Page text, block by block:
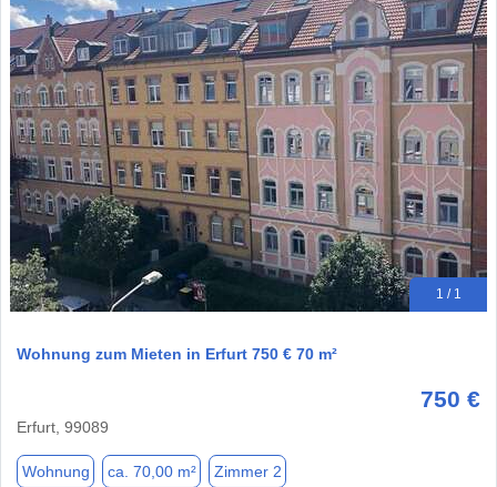
1 / 1
Wohnung zum Mieten in Erfurt 750 € 70 m²
750 €
Erfurt, 99089
Wohnung ca. 70,00 m² Zimmer 2